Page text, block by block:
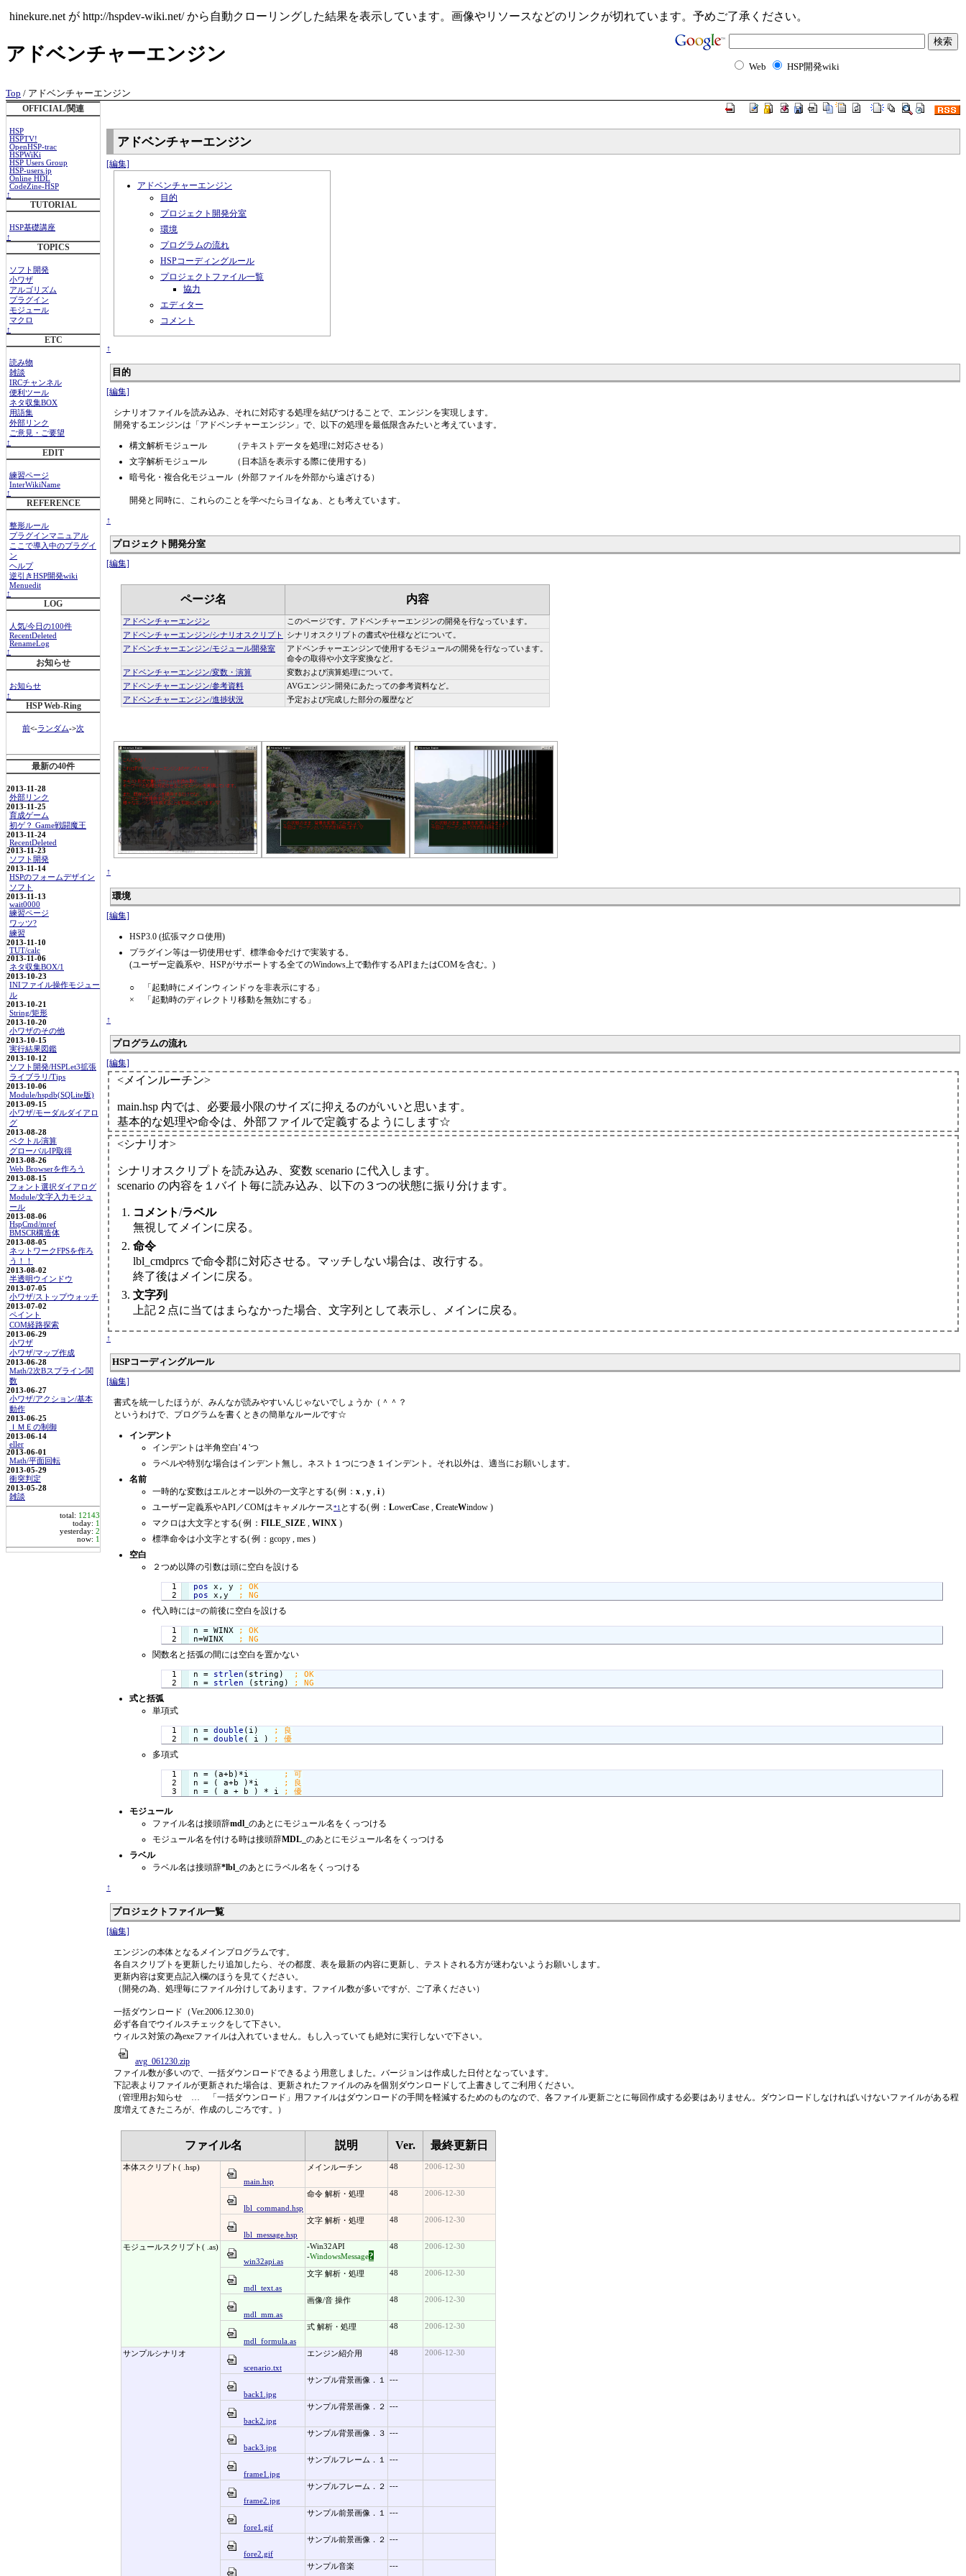
hinekure.net が http://hspdev-wiki.net/ から自動クローリングした結果を表示しています。画像やリソースなどのリンクが切れています。予めご了承ください。
アドベンチャーエンジン
Web HSP開発wiki
Top / アドベンチャーエンジン
OFFICIAL/関連
HSP
HSPTV!
OpenHSP-trac
HSPWiKi
HSP Users Group
HSP-users.jp
Online HDL
CodeZine-HSP
↑
TUTORIAL
HSP基礎講座
↑
TOPICS
ソフト開発
小ワザ
アルゴリズム
プラグイン
モジュール
マクロ
↑
ETC
読み物
雑談
IRCチャンネル
便利ツール
ネタ収集BOX
用語集
外部リンク
ご意見・ご要望
↑
EDIT
練習ページ
InterWikiName
↑
REFERENCE
整形ルール
プラグインマニュアル
ここで導入中のプラグイ
ン
ヘルプ
逆引きHSP開発wiki
Menuedit
↑
LOG
人気/今日の100件
RecentDeleted
RenameLog
↑
お知らせ
お知らせ
↑
HSP Web-Ring
前<-ランダム->次
最新の40件
2013-11-28
外部リンク
2013-11-25
育成ゲーム
初ゲ？ Game戦闘魔王
2013-11-24
RecentDeleted
2013-11-23
ソフト開発
2013-11-14
HSPのフォームデザイン
ソフト
2013-11-13
wait0000
練習ページ
ワッツ?
練習
2013-11-10
TUT/calc
2013-11-06
ネタ収集BOX/1
2013-10-23
INIファイル操作モジュー
ル
2013-10-21
String/矩形
2013-10-20
小ワザのその他
2013-10-15
実行結果図鑑
2013-10-12
ソフト開発/HSPLet3拡張
ライブラリ/Tips
2013-10-06
Module/hspdb(SQLite版)
2013-09-15
小ワザ/モーダルダイアロ
グ
2013-08-28
ベクトル演算
グローバルIP取得
2013-08-26
Web Browserを作ろう
2013-08-15
フォント選択ダイアログ
Module/文字入力モジュ
ール
2013-08-06
HspCmd/mref
BMSCR構造体
2013-08-05
ネットワークFPSを作ろ
う！！
2013-08-02
半透明ウインドウ
2013-07-05
小ワザ/ストップウォッチ
2013-07-02
ペイント
COM経路探索
2013-06-29
小ワザ
小ワザ/マップ作成
2013-06-28
Math/2次Bスプライン関
数
2013-06-27
小ワザ/アクション/基本
動作
2013-06-25
ＩＭＥの制御
2013-06-14
eller
2013-06-01
Math/平面回転
2013-05-29
衝突判定
2013-05-28
雑談
total: 12143
today: 1
yesterday: 2
now: 1
アドベンチャーエンジン
[編集]
アドベンチャーエンジン
目的
プロジェクト開発分室
環境
プログラムの流れ
HSPコーディングルール
プロジェクトファイル一覧
協力
エディター
コメント
↑
目的
[編集]
シナリオファイルを読み込み、それに対応する処理を結びつけることで、エンジンを実現します。
開発するエンジンは「アドベンチャーエンジン」で、以下の処理を最低限含みたいと考えています。
構文解析モジュール （テキストデータを処理に対応させる）
文字解析モジュール （日本語を表示する際に使用する）
暗号化・複合化モジュール（外部ファイルを外部から遠ざける）
開発と同時に、これらのことを学べたらヨイなぁ、とも考えています。
↑
プロジェクト開発分室
[編集]
ページ名 内容
アドベンチャーエンジン
このページです。アドベンチャーエンジンの開発を行なっています。
アドベンチャーエンジン/シナリオスクリプト
シナリオスクリプトの書式や仕様などについて。
アドベンチャーエンジン/モジュール開発室
アドベンチャーエンジンで使用するモジュールの開発を行なっています。
命令の取得や小文字変換など。
アドベンチャーエンジン/変数・演算
変数および演算処理について。
アドベンチャーエンジン/参考資料
AVGエンジン開発にあたっての参考資料など。
アドベンチャーエンジン/進捗状況
予定および完成した部分の履歴など
↑
環境
[編集]
HSP3.0 (拡張マクロ使用)
プラグイン等は一切使用せず、標準命令だけで実装する。
(ユーザー定義系や、HSPがサポートする全てのWindows上で動作するAPIまたはCOMを含む。)
○ 「起動時にメインウィンドゥを非表示にする」
× 「起動時のディレクトリ移動を無効にする」
↑
プログラムの流れ
[編集]
<メインルーチン>
main.hsp 内では、必要最小限のサイズに抑えるのがいいと思います。
基本的な処理や命令は、外部ファイルで定義するようにします☆
<シナリオ>
シナリオスクリプトを読み込み、変数 scenario に代入します。
scenario の内容を１バイト毎に読み込み、以下の３つの状態に振り分けます。
コメント/ラベル
無視してメインに戻る。
命令
lbl_cmdprcs で命令郡に対応させる。マッチしない場合は、改行する。
終了後はメインに戻る。
文字列
上記２点に当てはまらなかった場合、文字列として表示し、メインに戻る。
↑
HSPコーディングルール
[編集]
書式を統一したほうが、みんなが読みやすいんじゃないでしょうか（＾＾？
というわけで、プログラムを書くときの簡単なルールです☆
インデント
インデントは半角空白'４'つ
ラベルや特別な場合はインデント無し。ネスト１つにつき１インデント。それ以外は、適当にお願いします。
名前
一時的な変数はエルとオー以外の一文字とする( 例： x , y , i )
ユーザー定義系やAPI／COMはキャメルケース*1 とする( 例： LowerCase , CreateWindow )
マクロは大文字とする( 例： FILE_SIZE , WINX )
標準命令は小文字とする( 例：gcopy , mes )
空白
２つめ以降の引数は頭に空白を設ける
  1
pos x, y
pos
x,y
代入時には=の前後に空白を設ける
  1
n = WINX
n=WINX
関数名と括弧の間には空白を置かない
  1
n = strlen (string)
n = strlen (string)
式と括弧
単項式
  1
n = double (i)
n = double ( i )
多項式
  1
  2
n = (a+b)*i
n = ( a+b )*i
n = ( a + b ) * i
モジュール
ファイル名は接頭辞mdl_ のあとにモジュール名をくっつける
モジュール名を付ける時は接頭辞MDL_ のあとにモジュール名をくっつける
ラベル
ラベル名は接頭辞*lbl_ のあとにラベル名をくっつける
↑
プロジェクトファイル一覧
[編集]
エンジンの本体となるメインプログラムです。
各自スクリプトを更新したり追加したら、その都度、表を最新の内容に更新し、テストされる方が迷わないようお願いします。
更新内容は変更点記入欄のほうを見てください。
（開発の為、処理毎にファイル分けしてあります。ファイル数が多いですが、ご了承ください）
一括ダウンロード（Ver.2006.12.30.0）
必ず各自でウイルスチェックをして下さい。
ウィルス対策の為exeファイルは入れていません。もし入っていても絶対に実行しないで下さい。
avg_061230.zip
ファイル数が多いので、一括ダウンロードできるよう用意しました。バージョンは作成した日付となっています。
下記表よりファイルが更新された場合は、更新されたファイルのみを個別ダウンロードして上書きしてご利用ください。
（管理用お知らせ … 「一括ダウンロード」用ファイルはダウンロードの手間を軽減するためのものなので、各ファイル更新ごとに毎回作成する必要はありません。ダウンロードしなければいけないファイルがある程
度増えてきたころが、作成のしごろです。）
ファイル名 説明 Ver. 最終更新日
本体スクリプト( .hsp)
main.hsp
メインルーチン 48 2006-12-30
lbl_command.hsp
命令 解析・処理 48 2006-12-30
lbl_message.hsp
文字 解析・処理 48 2006-12-30
モジュールスクリプト( .as)
win32api.as
-Win32API
-WindowsMessage?
48 2006-12-30
mdl_text.as
文字 解析・処理 48 2006-12-30
mdl_mm.as
画像/音 操作 48 2006-12-30
mdl_formula.as
式 解析・処理 48 2006-12-30
サンプルシナリオ
scenario.txt
エンジン紹介用 48 2006-12-30
back1.jpg
サンプル背景画像．１ ---
back2.jpg
サンプル背景画像．２ ---
back3.jpg
サンプル背景画像．３ ---
frame1.jpg
サンプルフレーム．１ ---
frame2.jpg
サンプルフレーム．２ ---
fore1.gif
サンプル前景画像．１ ---
fore2.gif
サンプル前景画像．２ ---
サンプル音楽 ---